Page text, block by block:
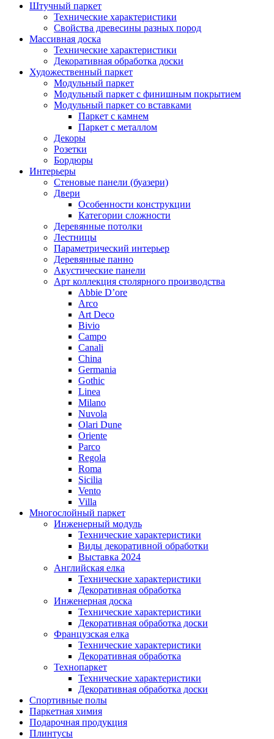
Штучный паркет
Технические характеристики
Свойства древесины разных пород
Массивная доска
Технические характеристики
Декоративная обработка доски
Художественный паркет
Модульный паркет
Модульный паркет с финишным покрытием
Модульный паркет со вставками
Паркет с камнем
Паркет с металлом
Декоры
Розетки
Бордюры
Интерьеры
Стеновые панели (буазери)
Двери
Особенности конструкции
Категории сложности
Деревянные потолки
Лестницы
Параметрический интерьер
Деревянные панно
Акустические панели
Арт коллекция столярного производства
Abbie D’ore
Arco
Art Deco
Bivio
Campo
Canali
China
Germania
Gothic
Linea
Milano
Nuvola
Olari Dune
Oriente
Parco
Regola
Roma
Sicilia
Vento
Villa
Многослойный паркет
Инженерный модуль
Технические характеристики
Виды декоративной обработки
Выставка 2024
Английская елка
Технические характеристики
Декоративная обработка
Инженерная доска
Технические характеристики
Декоративная обработка доски
Французская елка
Технические характеристики
Декоративная обработка
Технопаркет
Технические характеристики
Декоративная обработка доски
Спортивные полы
Паркетная химия
Подарочная продукция
Плинтусы